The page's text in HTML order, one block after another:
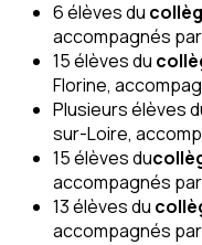
6 élèves du
accompagnés par
15 élèves du
Florine,
Plusieurs élèves
sur-Loire,
15 élèves du
accompagnés par
13 élèves du
accompagnés par